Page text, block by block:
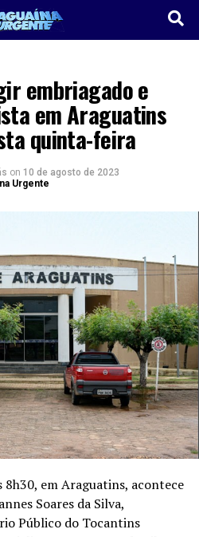
embriagado e
em Araguatins
quinta-feira
on 10 de agosto de 2023
Urgente
em Araguatins, acontece
Soares da Silva,
Público do Tocantins